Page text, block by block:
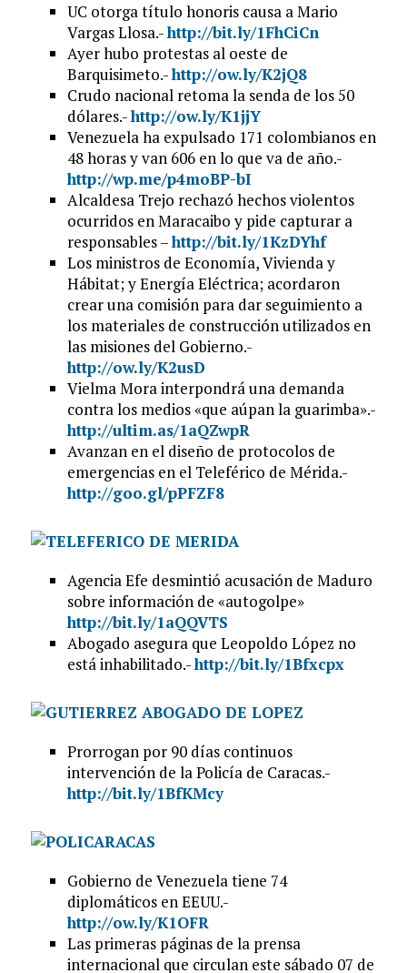
UC otorga título honoris causa a Mario
Vargas Llosa.-http://bit.ly/1FhCiCn
Ayer hubo protestas al oeste de
Barquisimeto.-http://ow.ly/K2jQ8
Crudo nacional retoma la senda de los 50
dólares.-http://ow.ly/K1jjY
Venezuela ha expulsado 171 colombianos en
48 horas y van 606 en lo que va de año.-
http://wp.me/p4moBP-bI
Alcaldesa Trejo rechazó hechos violentos
ocurridos en Maracaibo y pide capturar a
responsables –http://bit.ly/1KzDYhf
Los ministros de Economía, Vivienda y
Hábitat; y Energía Eléctrica; acordaron
crear una comisión para dar seguimiento a
los materiales de construcción utilizados en
las misiones del Gobierno.-
http://ow.ly/K2usD
Vielma Mora interpondrá una demanda
contra los medios «que aúpan la guarimba».-
http://ultim.as/1aQZwpR
Avanzan en el diseño de protocolos de
emergencias en el Teleférico de Mérida.-
http://goo.gl/pPFZF8
Agencia Efe desmintió acusación de Maduro
sobre información de «autogolpe»
http://bit.ly/1aQQVTS
Abogado asegura que Leopoldo López no
está inhabilitado.-http://bit.ly/1Bfxcpx
Prorrogan por 90 días continuos
intervención de la Policía de Caracas.-
http://bit.ly/1BfKMcy
Gobierno de Venezuela tiene 74
diplomáticos en EEUU.-
http://ow.ly/K1OFR
Las primeras páginas de la prensa
internacional que circulan este sábado 07 de